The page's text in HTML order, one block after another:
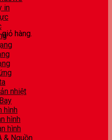
hàng.
in
nhiệt
hình
hình
hình
& Nguồn